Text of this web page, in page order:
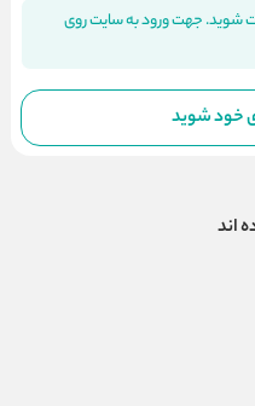
شوید. جهت ورود به سایت روی
خود شوید
اند